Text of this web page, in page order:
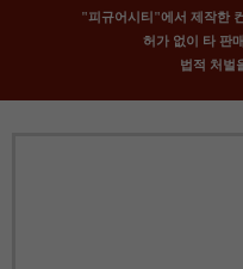
"피규어시티"에서 제작한
허가 없이 타 판
법적 처벌